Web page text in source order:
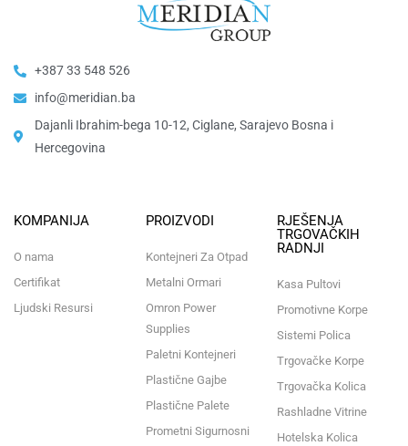
+387 33 548 526
info@meridian.ba
Dajanli Ibrahim-bega 10-12, Ciglane, Sarajevo Bosna i
Hercegovina​
KOMPANIJA
O nama
Certifikat
Ljudski Resursi
PROIZVODI
Kontejneri Za Otpad
Metalni Ormari
Omron Power
Supplies
Paletni Kontejneri
Plastične Gajbe
Plastične Palete
Prometni Sigurnosni
RJEŠENJA
TRGOVAČKIH
RADNJI
Kasa Pultovi
Promotivne Korpe
Sistemi Polica
Trgovačke Korpe
Trgovačka Kolica
Rashladne Vitrine
Hotelska Kolica